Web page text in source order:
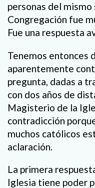
personas del mismo
Congregación fue
Fue una respuesta
Tenemos entonces
aparentemente
pregunta, dadas a
con dos años de
Magisterio de la
contradicción
muchos católicos
aclaración.
La primera
Iglesia tiene poder